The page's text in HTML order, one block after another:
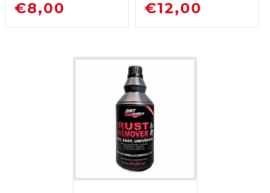
SGRASSATORE
DETERGENTE
€8,00
750 ML
SGRASSATORE
€12,00